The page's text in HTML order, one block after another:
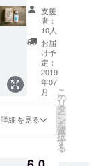
ご了承
くださ
い。
オリジ
ナルマ
スキン
グテー
像はイ
メージ
です。
※内容が
変更に
なる場
掲載さ
せてい
ただき
ます。
・お礼
のメー
ルに加
えて、
下記を
お届け
しま
ルサ
応援
コース
＞ ・伝
所鳩か
ら感謝
の気持
ちが
メール
で届き
ます。
・ウェ
ブ
（https:
obato.t
支援
者：
10人
お届
け予
定：
2019
年07
月
詳細を見る
こ
の
リ
タ
ー
ン
を
選
択
す
る